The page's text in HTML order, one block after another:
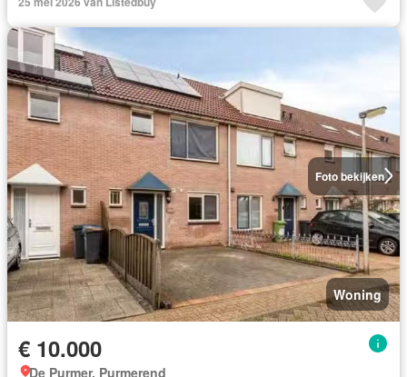
Foto bekijken
Woning
€ 10.000
De Purmer, Purmerend